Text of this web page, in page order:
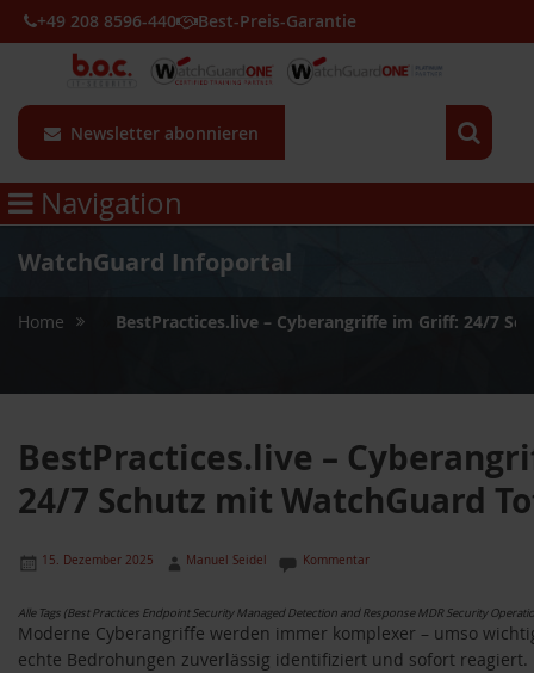
Newsletter abonnieren
+49 208 8596-440 Best-Preis-Garantie
Navigation
WatchGuard Infoportal
Home BestPractices.live – Cyberangriffe im Griff: 24/7
BestPractices.live –
24/7 Schutz mit WatchGuard
15. Dezember 2025 Manuel Seidel Kommentar
Alle Tags (Best Practices Endpoint Security Managed Detection and Response MDR Security
Moderne Cyberangriffe werden immer komplexer – umso
echte Bedrohungen zuverlässig identifiziert und sofort reagiert.